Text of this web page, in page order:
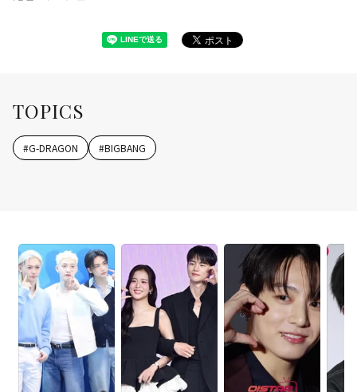
TOPICS
#G-DRAGON #BIGBANG